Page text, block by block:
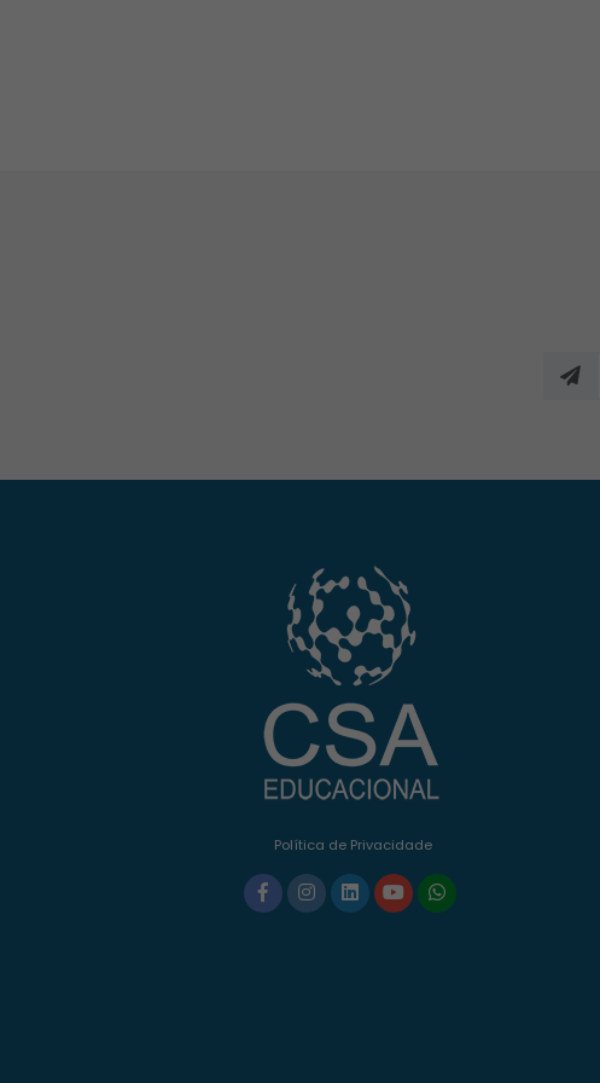
Política de Privacidade